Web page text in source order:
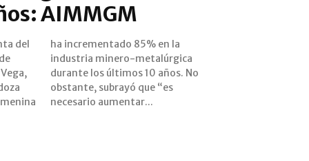
AIMMGM
del
la
No
necesario aumentar...